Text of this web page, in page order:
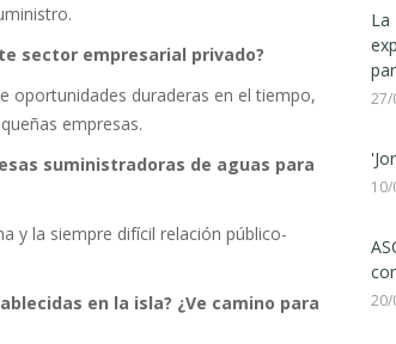
sector empresarial privado?
oportunidades duraderas en el tiempo,
empresas.
suministradoras de aguas para
y la siempre difícil relación público-
en la isla? ¿Ve camino para
La
27/
20/